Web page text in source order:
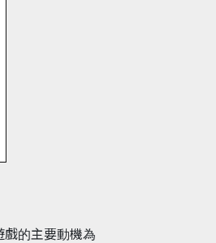
的主要動機為